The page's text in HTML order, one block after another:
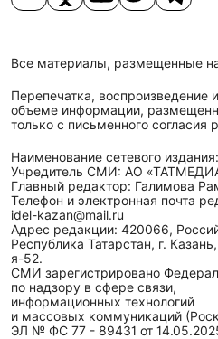
Все материалы, размещенные
Перепечатка, воспроизведение
объеме информации,
только с письменного
Наименование сетевого
Учредитель СМИ: АО
Главный редактор: Галимова
Телефон и электронная почта
idel-kazan@mail.ru
Адрес редакции: 420066,
Республика Татарстан, г.
я-52.
СМИ зарегистрировано
по надзору в сфере связи,
информационных технологий
и массовых коммуникаций
ЭЛ № ФС 77 - 89431 от